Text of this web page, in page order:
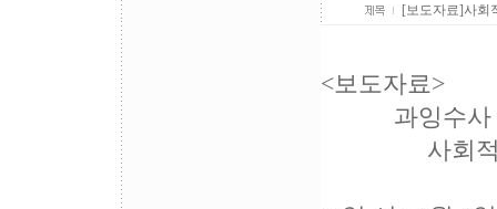
[보도자료]사회
<보도자료>
과잉수사 중
사회적합의